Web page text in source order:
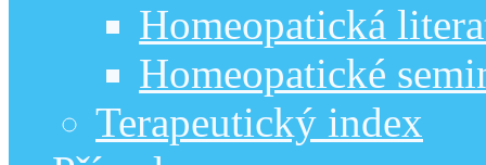
Homeopatická
Homeopatické
Terapeutický index